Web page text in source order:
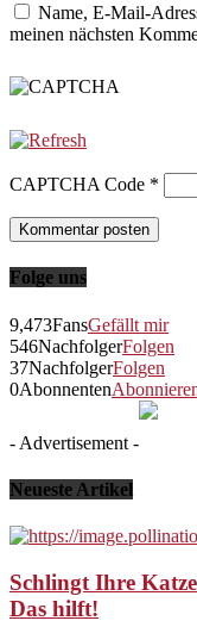
Name, E-Mail-
meinen nächsten
CAPTCHA Code *
Folge uns
9,473FansGefällt mir
546NachfolgerFolgen
37NachfolgerFolgen
0Abonnenten
- Advertisement -
Neueste Artikel
Schlingt Ihre
Das hilft!